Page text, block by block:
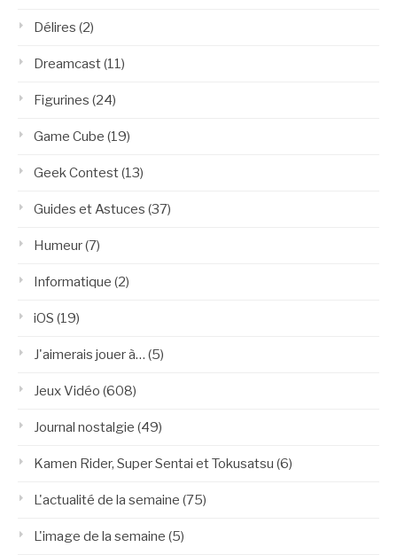
Délires (2)
Dreamcast(11)
Figurines (24)
Game Cube (19)
Geek Contest(13)
Guides et Astuces (37)
Humeur(7)
Informatique (2)
iOS (19)
J'aimerais jouer à… (5)
Jeux Vidéo (608)
Journal nostalgie (49)
Kamen Rider, Super Sentai et Tokusatsu (6)
L'actualité de la semaine (75)
L'image de la semaine (5)